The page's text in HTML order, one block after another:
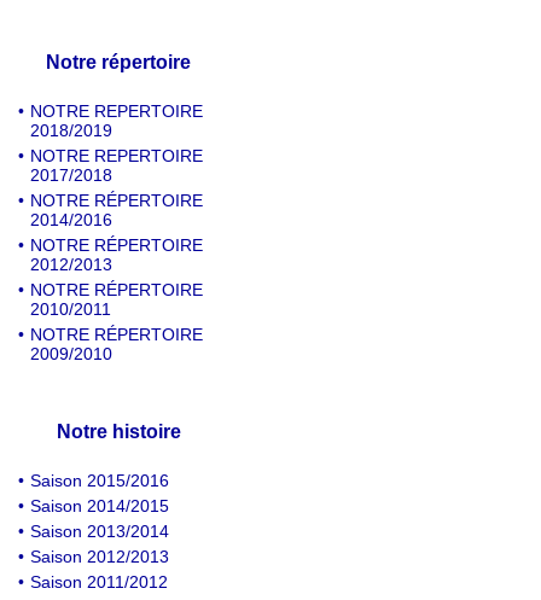
Notre répertoire
• NOTRE REPERTOIRE
2018/2019
• NOTRE REPERTOIRE
2017/2018
• NOTRE RÉPERTOIRE
2014/2016
• NOTRE RÉPERTOIRE
2012/2013
• NOTRE RÉPERTOIRE
2010/2011
• NOTRE RÉPERTOIRE
2009/2010
Notre histoire
• Saison 2015/2016
• Saison 2014/2015
• Saison 2013/2014
• Saison 2012/2013
• Saison 2011/2012